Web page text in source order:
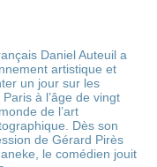
Daniel Auteuil a
artistique et
un jour sur les
à l’âge de vingt
de l’art
Dès son
de Gérard Pirès
le comédien jouit